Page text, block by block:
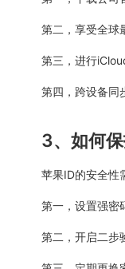
第二，享受全球
第三，进行
第四，跨设备同
3、如何
苹果ID的安全性
第一，设置强密
第二，开启二步